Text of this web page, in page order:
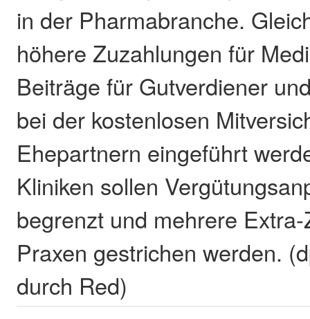
in der Pharmabranche.
höhere Zuzahlungen für
Beiträge für Gutverdiener
bei der kostenlosen
Ehepartnern eingeführt
Kliniken sollen
begrenzt und mehrere
Praxen gestrichen werden.
durch Red)